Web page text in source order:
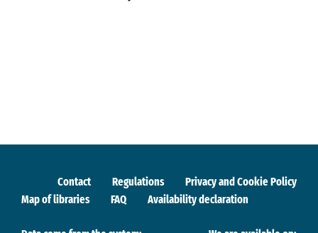
Contact Regulations
Privacy and Cookie Policy
Map of libraries
FAQ Availability declaration